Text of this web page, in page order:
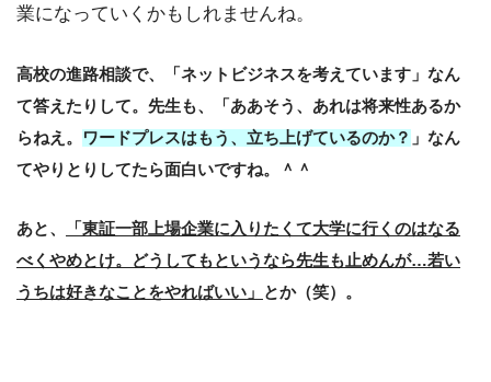
業になっていくかもしれませんね。
高校の進路相談で、「ネットビジネスを考えています」なん
て答えたりして。先生も、「ああそう、あれは将来性あるか
らねえ。
ワードプレスはもう、立ち上げているのか？ 」なん
てやりとりしてたら面白いですね。＾＾
あと、
「東証一部上場企業に入りたくて大学に行くのはなる
べくやめとけ。どうしてもというなら先生も止めんが…若い
うちは好きなことをやればいい」
とか（笑）。